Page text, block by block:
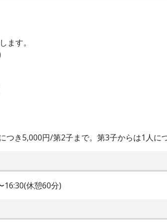
ます。
つき5,000円/第2子まで。第3子からは1人に
16:30(休憩60分)